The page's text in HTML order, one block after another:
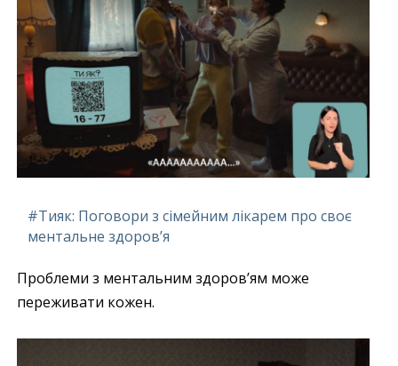
#Тияк: Поговори з сімейним лікарем про своє
ментальне здоров’я
Проблеми з ментальним здоров’ям може
переживати кожен.